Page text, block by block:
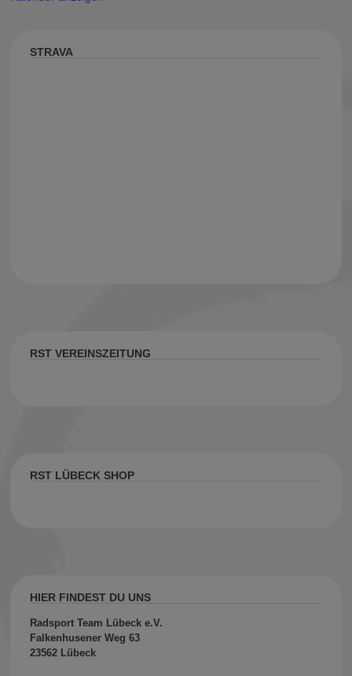
STRAVA
RST VEREINSZEITUNG
RST LÜBECK SHOP
HIER FINDEST DU UNS
Radsport Team Lübeck e.V.
Falkenhusener Weg 63
23562 Lübeck